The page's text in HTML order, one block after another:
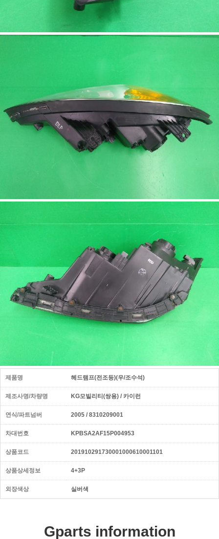
제품명 헤드램프(전조등)(우/조수석)
제조사명/차량명 KG모빌리티(쌍용) / 카이런
연식/파트넘버 2005 / 8310209001
차대번호 KPBSA2AF15P004953
상품코드 201910291730001000610001101
상품상세정보 4+3P
외장색상 실버색
Gparts information